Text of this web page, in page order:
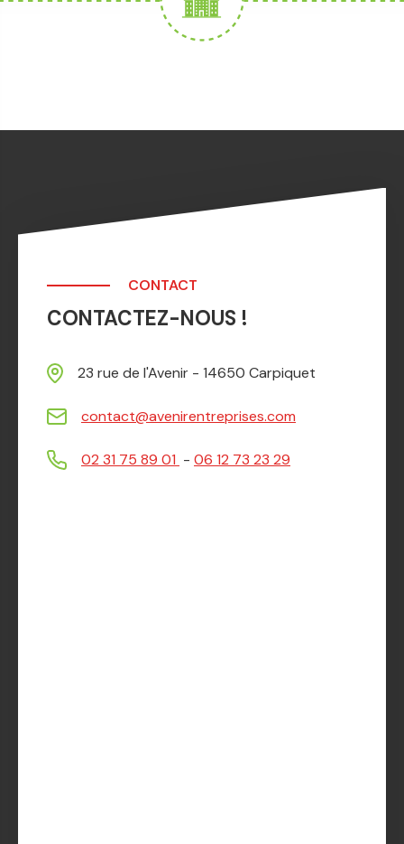
CONTACT
CONTACTEZ-NOUS !
23 rue de l'Avenir - 14650 Carpiquet
contact@avenirentreprises.com
02 31 75 89 01 - 06 12 73 23 29